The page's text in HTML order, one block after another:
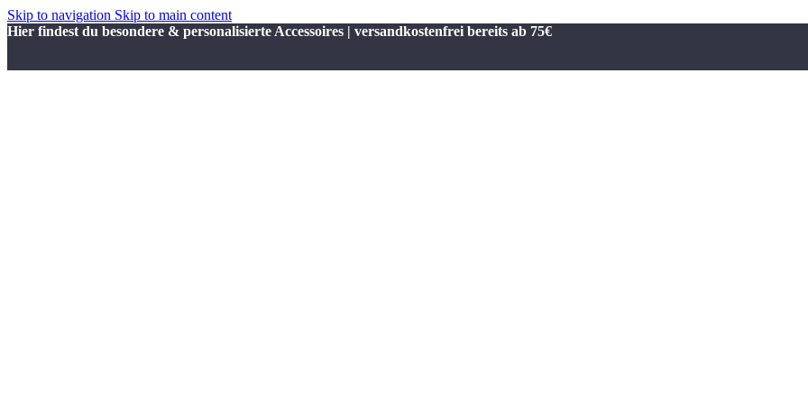
Skip to navigation Skip to main content
Hier findest du besondere & personalisierte Accessoires | versandkostenfrei bereits ab 75€